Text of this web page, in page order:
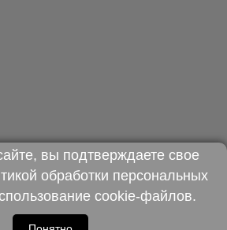
вы подтверждаете свое
обработки персональных
cookie-файлов.